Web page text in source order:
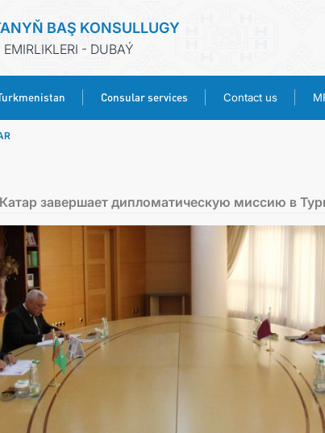
BAŞ KONSULLUGY
EMIRLIKLERI - DUBAÝ
Consular services Contact us
CONTACT
MFA
завершает дипломатическую миссию в